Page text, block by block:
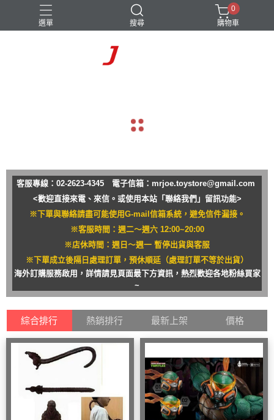
選單 搜尋
0
購物車
客服專線：02-2623-4345 電子信箱： mrjoe.toystore@gmail.com
<歡迎直接來電、來信。或使用本站「聯絡我們」留訊功能>
※下單與聯絡請盡可能使用G-mail信箱系統，避免信件漏接。
※客服時間：週二～週六 12:00~20:00
※店休時間：週日～週一 暫停出貨與客服
※下單成立後隔日處理訂單，預休順延（處理訂單不等於出貨）
海外訂購服務啟用，詳情請見頁面最下方資訊，熱烈歡迎各地粉絲買家
~
綜合排行 熱銷排行 最新上架 價格